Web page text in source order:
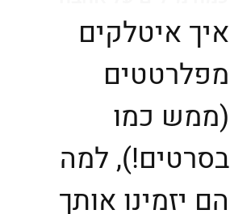
איך איטלקים
מפלרטטים
(ממש כמו
בסרטים!), למה
הם יזמינו אותך